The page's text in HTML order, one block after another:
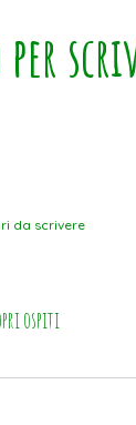
da scrivere
ospiti